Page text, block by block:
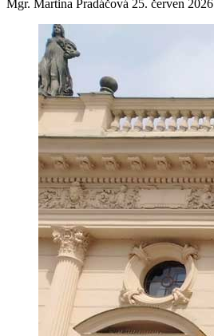
Mgr. Martina Pradáčová 25. červen 2026